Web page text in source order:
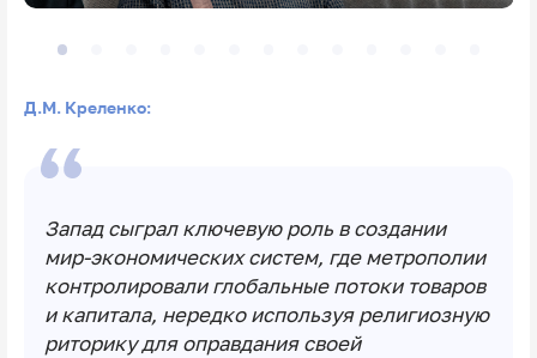
Д.М. Креленко:
Запад сыграл ключевую роль в создании
мир‑экономических систем, где метрополии
контролировали глобальные потоки товаров
и капитала, нередко используя религиозную
риторику для оправдания своей